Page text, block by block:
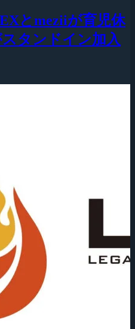
とmeziiが育児休
タンドイン加入